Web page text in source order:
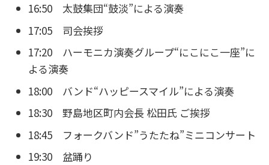
16:50 太鼓集団“鼓淡”による演奏
17:05 司会挨拶
17:20 ハーモニカ演奏グループ“にこにこ一座”に
よる演奏
18:00 バンド“ハッピースマイル”による演奏
18:30 野島地区町内会長 松田氏 ご挨拶
18:45 フォークバンド”うたたね”ミニコンサート
19:30 盆踊り